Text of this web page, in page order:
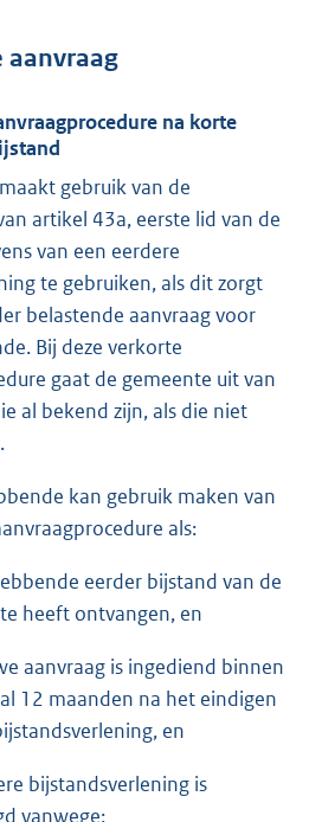
aanvraag
na korte
gebruik van de
artikel 43a, eerste lid van de
van een eerdere
te gebruiken, als dit zorgt
belastende aanvraag voor
Bij deze verkorte
gaat de gemeente uit van
al bekend zijn, als die niet
kan gebruik maken van
als:
eerder bijstand van de
heeft ontvangen, en
aanvraag is ingediend binnen
12 maanden na het eindigen
en
bijstandsverlening is
vanwege: